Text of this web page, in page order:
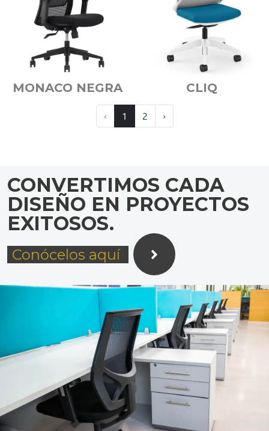
MONACO NEGRA CLIQ
‹ 1 2 ›
CONVERTIMOS CADA
DISEÑO EN PROYECTOS
EXITOSOS.
Conócelos aquí